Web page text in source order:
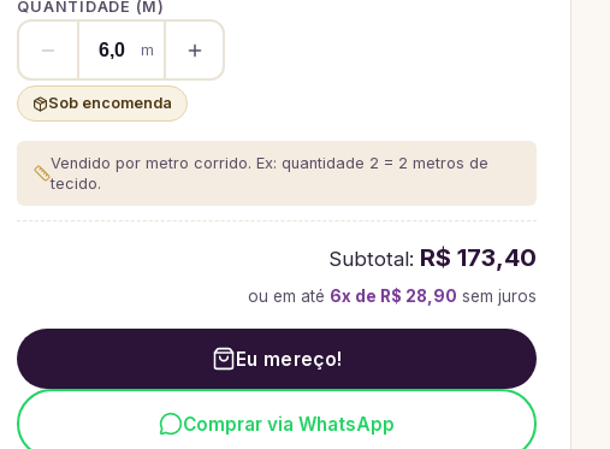
QUANTIDADE (M)
m
Sob encomenda
Vendido por metro corrido. Ex: quantidade 2 = 2 metros de
tecido.
Subtotal: R$ 173,40
ou em até 6x de R$ 28,90 sem juros
Eu mereço!
Comprar via WhatsApp